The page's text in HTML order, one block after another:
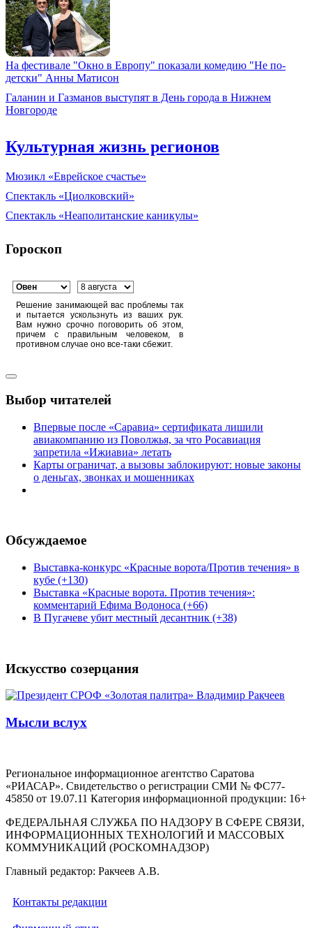
На фестивале "Окно в Европу" показали комедию "Не по-
детски" Анны Матисон
Галанин и Газманов выступят в День города в Нижнем
Новгороде
Культурная жизнь регионов
Мюзикл «Еврейское счастье»
Спектакль «Циолковский»
Спектакль «Неаполитанские каникулы»
Гороскоп
Решение занимающей вас проблемы так
и пытается ускользнуть из ваших рук.
Вам нужно срочно поговорить об этом,
причем с правильным человеком, в
противном случае оно все-таки сбежит.
Выбор читателей
Впервые после «Саравиа» сертификата лишили
авиакомпанию из Поволжья, за что Росавиация
запретила «Ижиавиа» летать
Карты ограничат, а вызовы заблокируют: новые законы
о деньгах, звонках и мошенниках
Обсуждаемое
Выставка-конкурс «Красные ворота/Против течения» в
кубе (+130)
Выставка «Красные ворота. Против течения»:
комментарий Ефима Водоноса (+66)
В Пугачеве убит местный десантник (+38)
Искусство созерцания
Мысли вслух
Региональное информационное агентство Саратова
«РИАСАР». Свидетельство о регистрации СМИ № ФС77-
45850 от 19.07.11 Категория информационной продукции: 16+
ФЕДЕРАЛЬНАЯ СЛУЖБА ПО НАДЗОРУ В СФЕРЕ СВЯЗИ,
ИНФОРМАЦИОННЫХ ТЕХНОЛОГИЙ И МАССОВЫХ
КОММУНИКАЦИЙ (РОСКОМНАДЗОР)
Главный редактор: Ракчеев А.В.
Контакты редакции